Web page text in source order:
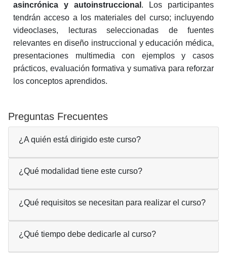
asincrónica y autoinstruccional . Los participantes
tendrán acceso a los materiales del curso; incluyendo
videoclases, lecturas seleccionadas de fuentes
relevantes en diseño instruccional y educación médica,
presentaciones multimedia con ejemplos y casos
prácticos, evaluación formativa y sumativa para reforzar
los conceptos aprendidos.
Preguntas Frecuentes
¿A quién está dirigido este curso?
¿Qué modalidad tiene este curso?
¿Qué requisitos se necesitan para realizar el curso?
¿Qué tiempo debe dedicarle al curso?